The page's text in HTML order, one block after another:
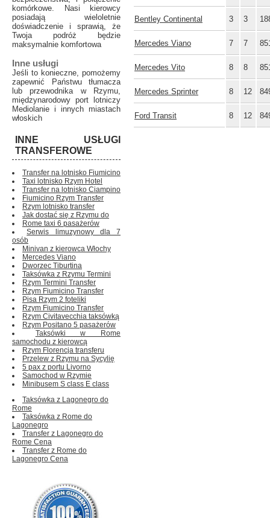
Bentley Continental 3 3
Mercedes Viano 7 7
Mercedes Vito 8 8
Mercedes Sprinter 8 12
Ford Transit 8 12
komórkowe. Nasi kierowcy
posiadają wieloletnie
doświadczenie i sprawią, że
Twoja podróż będzie
maksymalnie komfortowa
Inne usługi
Jeśli to konieczne, pomożemy
zapewnić Państwu tłumacza
lub przewodnika w Rzymu,
międzynarodowy port lotniczy
Mediolanie i innych miastach
włoskich
INNE USŁUGI
TRANSFEROWE
Transfer na lotnisko Fiumicino
Taxi lotnisko Rzym Hotel
Transfer na lotnisko Ciampino
Fiumicino Rzym Transfer
Rzym lotnisko transfer
Jak dostać się z Rzymu do
Rome taxi 6 pasażerów
Serwis limuzynowy dla 7
osób
Minivan z kierowca Włochy
Mercedes Viano
Dworzec Tiburtina
Taksówka z Rzymu Termini
Rzym Termini Transfer
Rzym Fiumicino Transfer
Pisa Rzym 2 foteliki
Rzym Fiumicino Transfer
Rzym Civitavecchia taksówką
Rzym Positano 5 pasażerów
Taksówki w Rome
samochodu z kierowcą
Rzym Florencja transferu
Przelew z Rzymu na Sycylię
5 pax z portu Livorno
Samochod w Rzymie
Minibusem S class E class
Taksówka z Lagonegro do
Rome
Taksówka z Rome do
Lagonegro
Transfer z Lagonegro do
Rome Cena
Transfer z Rome do
Lagonegro Cena